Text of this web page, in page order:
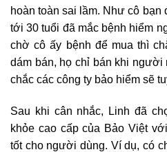
hoàn toàn sai lầm. Như cô
tới 30 tuổi đã mắc bệnh hiểm
chờ cô ấy bệnh để mua thì
dám bán, họ chỉ bán khi người
chắc các công ty bảo hiểm sẽ
Sau khi cân nhắc, Linh đã
khỏe cao cấp của Bảo Việt
tốt cho người dùng. Ví dụ, có